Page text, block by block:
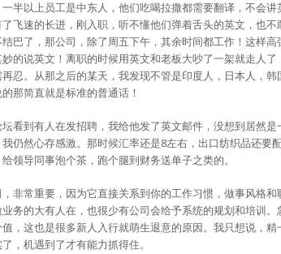
半以上员工是中东人，他们吃喝拉撒都需要翻译，不会
飞速的长进，刚入职，听不懂他们弹着舌头的英文，也
巴了，那公司，除了周五下午，其余时间都工作！这样
的说英文！离职的时候用英文和老板大吵了一架就走人
忍。从那之后的某天，我发现不管是印度人，日本人，
那简直就是标准的普通话！
看到有人在发招聘，我给他发了英文邮件，没想到居然是
仍然心存感激。那时候汇率还是8左右，出口纺织品还要
领导同事泡个茶，跑个腿到财务送单子之类的。
非常重要，因为它直接关系到你的工作习惯，做事风格
务的大有人在，也很少有公司会给予系统的规划和培训
，这也是很多新人入行就萌生退意的原因。我只想说，
，机遇到了才有能力抓得住。